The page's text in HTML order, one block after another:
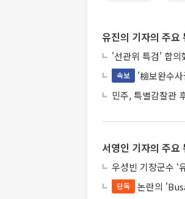
유진의 기자의 주요
'선관위 특검' 합
속보
'檢보완수
민주, 특별감찰관
서영인 기자의 주요
우성빈 기장군수 ‘
단독
논란의